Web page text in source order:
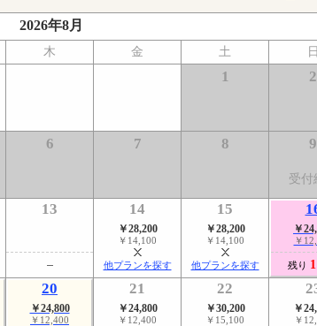
2026年8月
木 金 土 日
1 2
6 7 8 9
受付
13 14
￥28,200
￥14,100
他プランを探す
15
￥28,200
￥14,100
他プランを探す
￥
￥
残り 1
20
￥24,800
￥12,400
21
￥24,800
￥12,400
22
￥30,200
￥15,100
￥
￥